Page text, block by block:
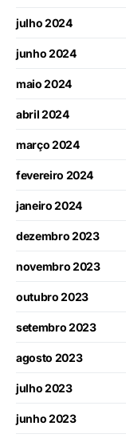
julho 2024
junho 2024
maio 2024
abril 2024
março 2024
fevereiro 2024
janeiro 2024
dezembro 2023
novembro 2023
outubro 2023
setembro 2023
agosto 2023
julho 2023
junho 2023